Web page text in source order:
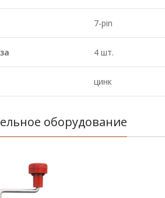
7-pin
4 шт.
цинк
оборудование